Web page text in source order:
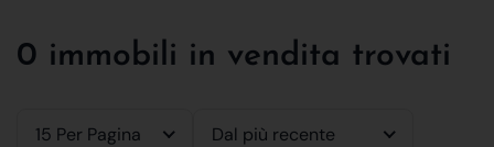
0 immobili in vendita trovati
15 Per Pagina Dal più recente